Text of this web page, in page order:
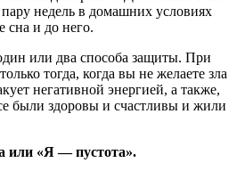
недель в домашних условиях
сна и до него.
или два способа защиты. При
тогда, когда вы не желаете зла
негативной энергией, а также,
были здоровы и счастливы и жили
или «Я — пустота».